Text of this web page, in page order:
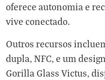
oferece autonomia e
vive conectado.
Outros recursos
dupla, NFC, e um
Gorilla Glass Victus,